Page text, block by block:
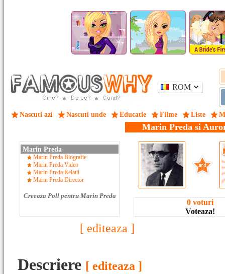
ROM
Nascuti azi Nascuti unde Educatie Filme Liste
Marin Preda si
Marin Preda
Marin Preda Biografie
Marin Preda Video
Marin Preda Relatii
Marin Preda Director
Creeaza Poll pentru Marin Preda
0 voturi
Voteaza!
[ editeaza ]
Descriere [ editeaza ]